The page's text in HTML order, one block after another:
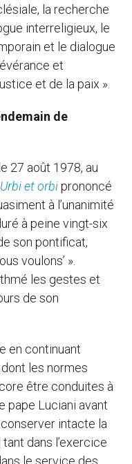
la recherche
interreligieux, le
et le dialogue
et
et de la paix ».
de
27 août 1978, au
Urbi et orbiprononcé
à l’unanimité
à peine vingt-six
son pontificat,
voulons’ ».
les gestes et
de son
en continuant
dont les normes
être conduites à
pape Luciani avant
intacte la
dans l’exercice
le service des